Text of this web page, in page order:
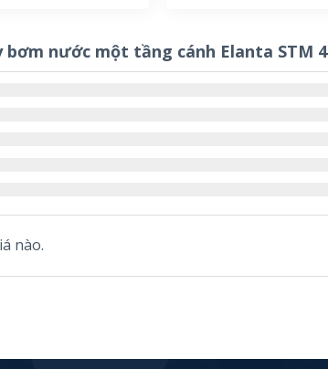
bơm nước một tầng cánh Elanta STM 4
nào.